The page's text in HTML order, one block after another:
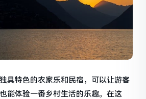
具特色的农家乐和民宿，可以让游客
能体验一番乡村生活的乐趣。在这